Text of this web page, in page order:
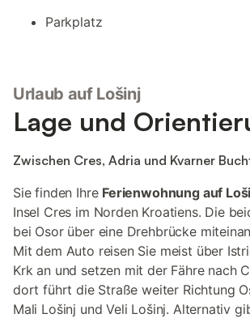
Parkplatz
Urlaub auf Lošinj
Lage und
Zwischen Cres, Adria und Kvarner
Sie finden Ihre Ferienwohnung auf
Insel Cres im Norden Kroatiens. Die
bei Osor über eine Drehbrücke
Mit dem Auto reisen Sie meist über
Krk an und setzen mit der Fähre nach
dort führt die Straße weiter Richtung
Mali Lošinj und Veli Lošinj. Alternativ